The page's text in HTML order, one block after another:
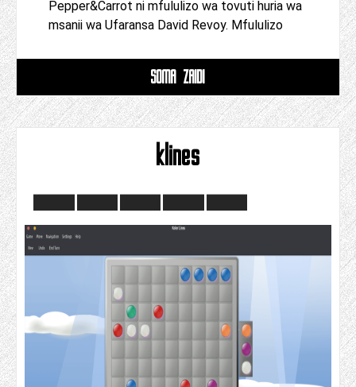
Pepper&Carrot ni mfululizo wa tovuti huria wa
msanii wa Ufaransa David Revoy. Mfululizo
SOMA ZAIDI
klines